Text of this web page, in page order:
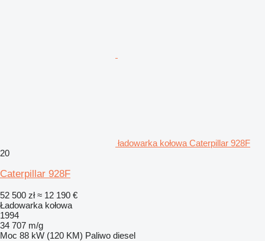
ładowarka kołowa Caterpillar 928F
20
Caterpillar 928F
52 500 zł ≈ 12 190 €
Ładowarka kołowa
1994
34 707 m/g
Moc 88 kW (120 KM) Paliwo diesel